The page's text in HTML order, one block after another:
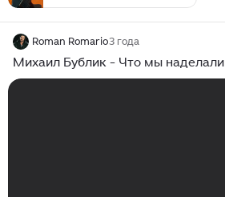
Roman Romario3 года
Михаил Бублик - Что мы наделали